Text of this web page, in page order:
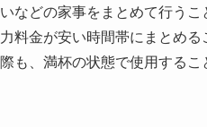
などの家事をまとめて行う
料金が安い時間帯にまとめ
も、満杯の状態で使用するこ